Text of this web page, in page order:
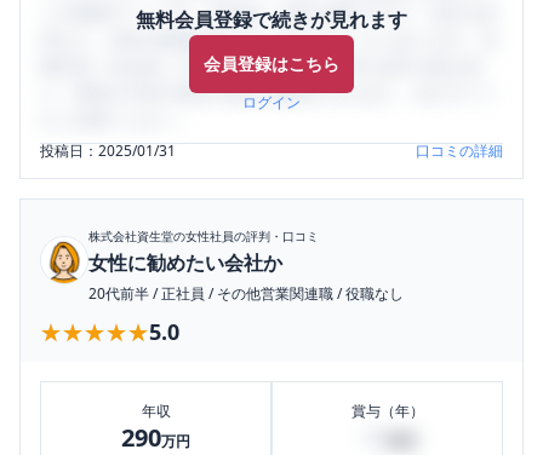
無料会員登録で続きが見れます
会員登録はこちら
ログイン
ミの投稿サイトです。給与面・女性の働きやすさ・会社の評
判など、女性の転職は気にすべき点がたくさんあります。先
輩社員（元社員）の口コミを通して、本当の会社の姿を知
り、将来の不安や現在の悩みを解消するために、ぜひサイト
投稿日：2025/01/31 口コミの詳細
株式会社資生堂の女性社員の評判・口コミ
女性に勧めたい会社か
20代前半/正社員 /その他営業関連職/役職なし
★★★★★
★★★★★5.0
年収
290万円
賞与（年）